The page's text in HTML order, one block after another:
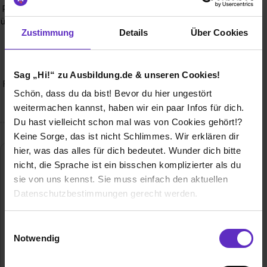
Zustimmung Details Über Cookies
Sag „Hi!“ zu Ausbildung.de & unseren Cookies!
Schön, dass du da bist! Bevor du hier ungestört
weitermachen kannst, haben wir ein paar Infos für dich.
Du hast vielleicht schon mal was von Cookies gehört!?
Keine Sorge, das ist nicht Schlimmes. Wir erklären dir
hier, was das alles für dich bedeutet. Wunder dich bitte
nicht, die Sprache ist ein bisschen komplizierter als du
sie von uns kennst. Sie muss einfach den aktuellen
Datenschutzbestimmungen gerecht werden.
Notwendig
Rolle spielen und schon früh verantwortungsvolle Aufgaben
übernehmen? Auszubildende im Verkauf haben zum Beispiel
die Möglichkeit, bereits während der Ausbildung für zwei
Kassenabschluss. Duale Studenten bereiten sich auf die
Führungsaufgaben vor oder reisen auch mal ins Ausland (je
nach Studiengang).